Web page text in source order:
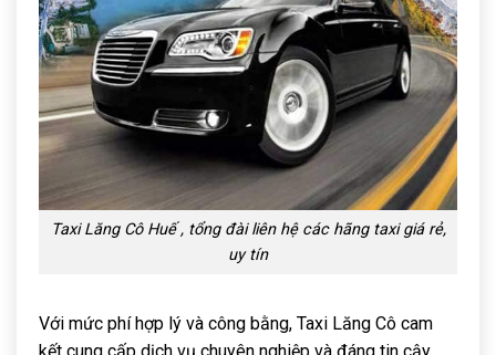
Taxi Lăng Cô Huế , tổng đài liên hệ các hãng taxi giá rẻ,
uy tín
Với mức phí hợp lý và công bằng, Taxi Lăng Cô cam